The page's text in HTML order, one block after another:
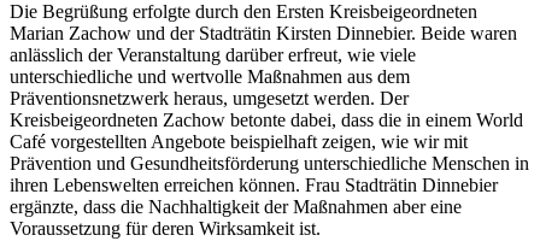
Die Begrüßung erfolgte durch den Ersten Kreisbeigeordneten
Marian Zachow und der Stadträtin Kirsten Dinnebier. Beide waren
anlässlich der Veranstaltung darüber erfreut, wie viele
unterschiedliche und wertvolle Maßnahmen aus dem
Präventionsnetzwerk heraus, umgesetzt werden. Der
Kreisbeigeordneten Zachow betonte dabei, dass die in einem World
Café vorgestellten Angebote beispielhaft zeigen, wie wir mit
Prävention und Gesundheitsförderung unterschiedliche Menschen in
ihren Lebenswelten erreichen können. Frau Stadträtin Dinnebier
ergänzte, dass die Nachhaltigkeit der Maßnahmen aber eine
Voraussetzung für deren Wirksamkeit ist.